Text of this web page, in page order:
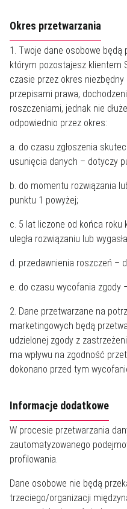
Okres przetwarzania
1. Twoje dane osobowe
którym pozostajesz klientem
czasie przez okres
przepisami prawa,
roszczeniami, jednak nie
odpowiednio przez okres:
a. do czasu zgłoszenia
usunięcia danych – dotyczy
b. do momentu rozwiązania
punktu 1 powyżej;
c. 5 lat liczone od końca roku
uległa rozwiązaniu lub
d. przedawnienia roszczeń –
e. do czasu wycofania zgody
2. Dane przetwarzane na
marketingowych będą
udzielonej zgody z
ma wpływu na zgodność
dokonano przed tym
Informacje dodatkowe
W procesie przetwarzania
zautomatyzowanego
profilowania.
Dane osobowe nie będą
trzeciego/organizacji